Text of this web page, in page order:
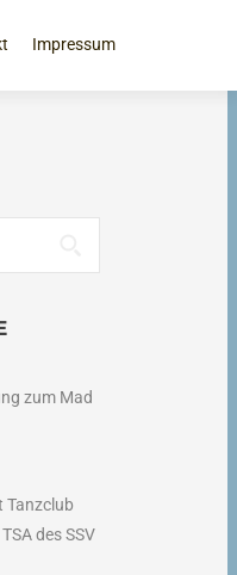
Impressum
zum Mad
Tanzclub
des SSV